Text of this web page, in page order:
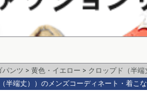
パンツ 黄色・イエロー
クロップド（半端
半端丈））のメンズコーディネート・着こ